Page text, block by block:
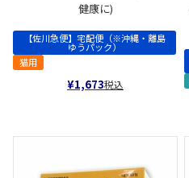
健康に)
【佐川急便】宅配便（※沖縄・離島
ゆうパック）
猫用
¥1,673税込